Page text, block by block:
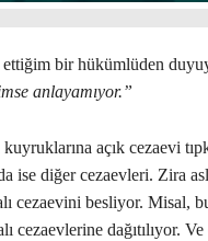
bir hükümlüden
anlayamıyor.”
açık cezaevi
ise diğer cezaevleri. Zira
cezaevini besliyor. Misal,
cezaevlerine dağıtılıyor. Ve